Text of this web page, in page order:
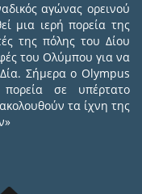
αγώνας ορεινού
μια ιερή πορεία της
της πόλης του Δίου
του Ολύμπου για να
Σήμερα ο Olympus
σε υπέρτατο
τα ίχνη της